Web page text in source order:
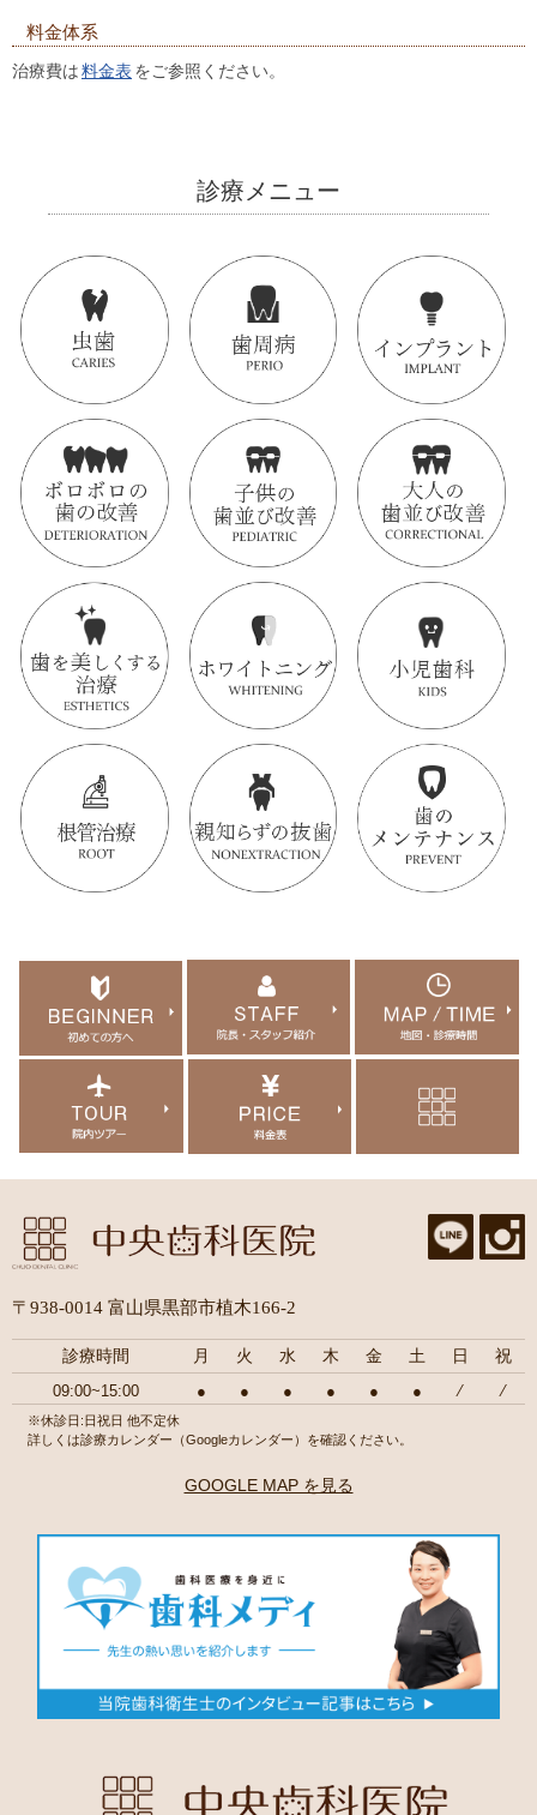
料金体系
治療費は料金表 をご参照ください。
診療メニュー
〒938-0014 富山県黒部市植木166-2
診療時間 月 火 水 木 金 土 日 祝
09:00~15:00 ● ● ● ● ● ● ⁄ ⁄
※休診日:日祝日 他不定休
詳しくは診療カレンダー（Googleカレンダー）を確認ください。
GOOGLE MAP を見る